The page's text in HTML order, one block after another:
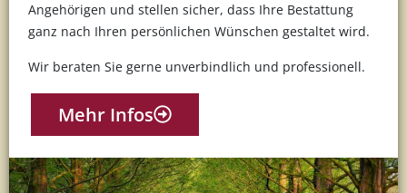
Angehörigen und stellen sicher, dass Ihre Bestattung
ganz nach Ihren persönlichen Wünschen gestaltet wird.
Wir beraten Sie gerne unverbindlich und professionell.
Mehr Infos